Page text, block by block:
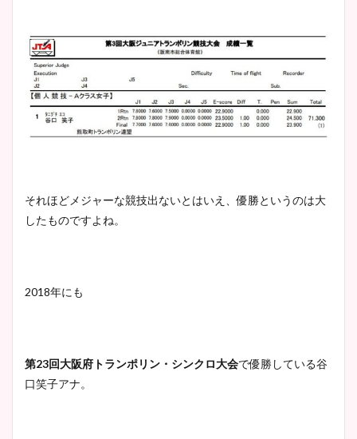
それほどメジャーな競技出ないとはいえ、優勝というのは大
したものですよね。
2018年にも
第23回大阪府トランポリン・シンクロ大会で優勝している谷
口笑子アナ。